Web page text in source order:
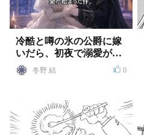
冷酷と噂の氷の公爵に嫁
いだら、初夜で溺愛が始
まった件
冬野 結 0